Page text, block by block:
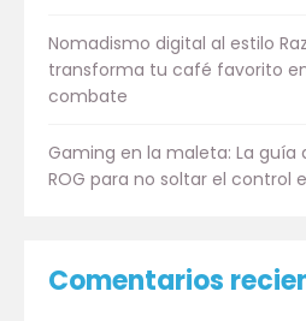
Nomadismo digital al estilo
transforma tu café favorito
combate
Gaming en la maleta: La guía
ROG para no soltar el control
Comentarios